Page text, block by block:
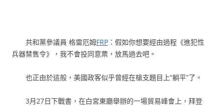
共和黨參議員 格雷厄姆FRP ：假如你想要經由過程《進犯性
兵器禁售令》，我不會投同意票，放馬過去吧。
也正由於這般，美國政客似乎曾經在槍支題目上“躺平”了。
3月27日下戰書，在白宮東廳舉辦的一場貿易峰會上，拜登